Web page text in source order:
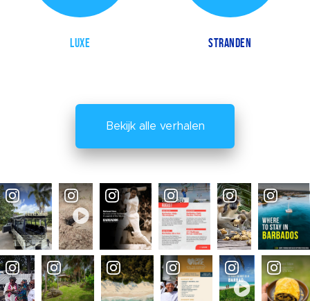
LUXE STRANDEN
Bekijk alle verhalen